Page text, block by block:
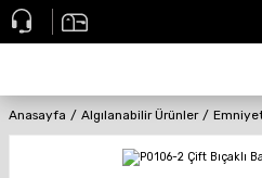
Anasayfa Algılanabilir Ürünler